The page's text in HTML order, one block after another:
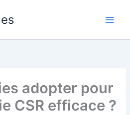
adopter pour
CSR efficace ?